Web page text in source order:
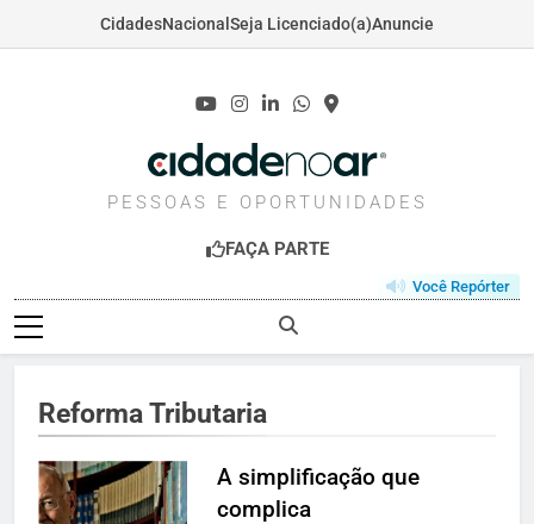
CidadesNacional Seja Licenciado(a)Anuncie
CIDADENOAR.COM
PESSOAS E OPORTUNIDADES
FAÇA PARTE
Você Repórter
Reforma Tributaria
A simplificação que
complica